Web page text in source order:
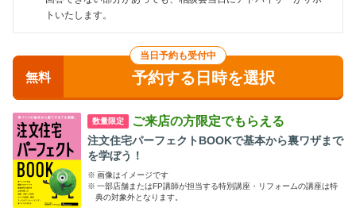
トいたします。
当日予約も受付中
無料 予約する日時を選択
数量限定 ご来店の方限定でもらえる
注文住宅パーフェクトBOOKで基本から裏ワザまで
を学ぼう！
※ 画像はイメージです
※ 一部店舗またはFP講師が担当する特別講座・リフォームの講座は特
典の対象外となります。